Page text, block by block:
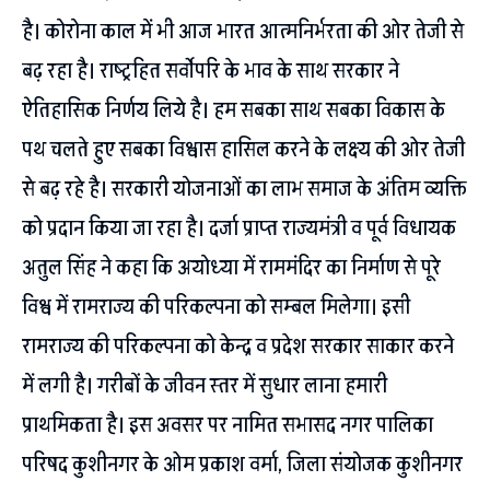
है। कोरोना काल में भी आज भारत आत्मनिर्भरता की ओर तेजी से
बढ़ रहा है। राष्ट्रहित सर्वोपरि के भाव के साथ सरकार ने
ऐतिहासिक निर्णय लिये है। हम सबका साथ सबका विकास के
पथ चलते हुए सबका विश्वास हासिल करने के लक्ष्य की ओर तेजी
से बढ़ रहे है। सरकारी योजनाओं का लाभ समाज के अंतिम व्यक्ति
को प्रदान किया जा रहा है। दर्जा प्राप्त राज्यमंत्री व पूर्व विधायक
अतुल सिंह ने कहा कि अयोध्या में राममंदिर का निर्माण से पूरे
विश्व में रामराज्य की परिकल्पना को सम्बल मिलेगा। इसी
रामराज्य की परिकल्पना को केन्द्र व प्रदेश सरकार साकार करने
में लगी है। गरीबों के जीवन स्तर में सुधार लाना हमारी
प्राथमिकता है। इस अवसर पर नामित सभासद नगर पालिका
परिषद कुशीनगर के ओम प्रकाश वर्मा, जिला संयोजक कुशीनगर